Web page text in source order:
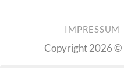
IMPRESSUM
Copyright 2026 ©